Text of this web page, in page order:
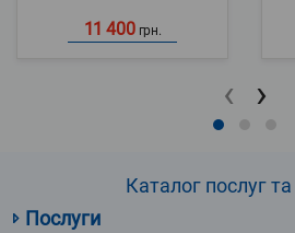
11 400 грн.
‹ ›
Каталог послуг та
Послуги